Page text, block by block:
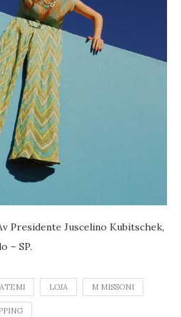
Presidente Juscelino Kubitschek,
– SP.
LOJA M MISSONI